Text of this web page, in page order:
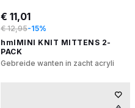
€ 11,01
€ 12,95-15%
hmlMINI KNIT MITTENS 2-
PACK
Gebreide wanten in zacht acryli